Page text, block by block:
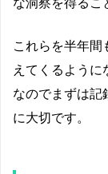
な洞察を得るこ
これらを半年間
えてくるように
なのでまずは記
に大切です。